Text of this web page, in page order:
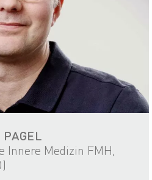
Innere Medizin FMH,